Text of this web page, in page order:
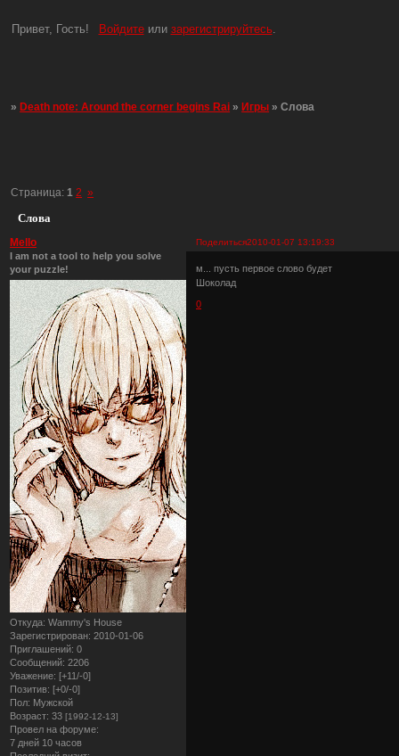
Привет, Гость! Войдитеили зарегистрируйтесь.
»Death note: Around the corner begins Rai »Игры »Слова
Слова
Страница: 1 2 »
Поделиться2010-01-07 13:19:33
Mello
I am not a tool to help you solve
your puzzle!
Откуда: Wammy's House
Зарегистрирован: 2010-01-06
Приглашений: 0
Сообщений: 2206
Уважение: [+11/-0]
Позитив: [+0/-0]
Пол: Мужской
Возраст: 33 [1992-12-13]
Провел на форуме:
7 дней 10 часов
м... пусть первое слово будет
Шоколад
0